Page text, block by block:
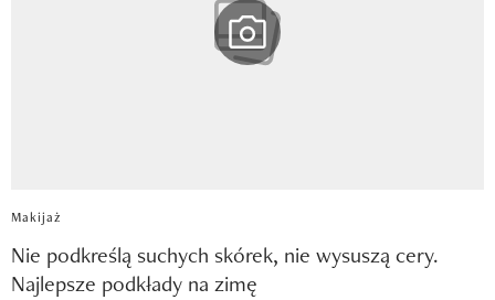
Makijaż
Nie podkreślą suchych skórek, nie wysuszą cery.
Najlepsze podkłady na zimę